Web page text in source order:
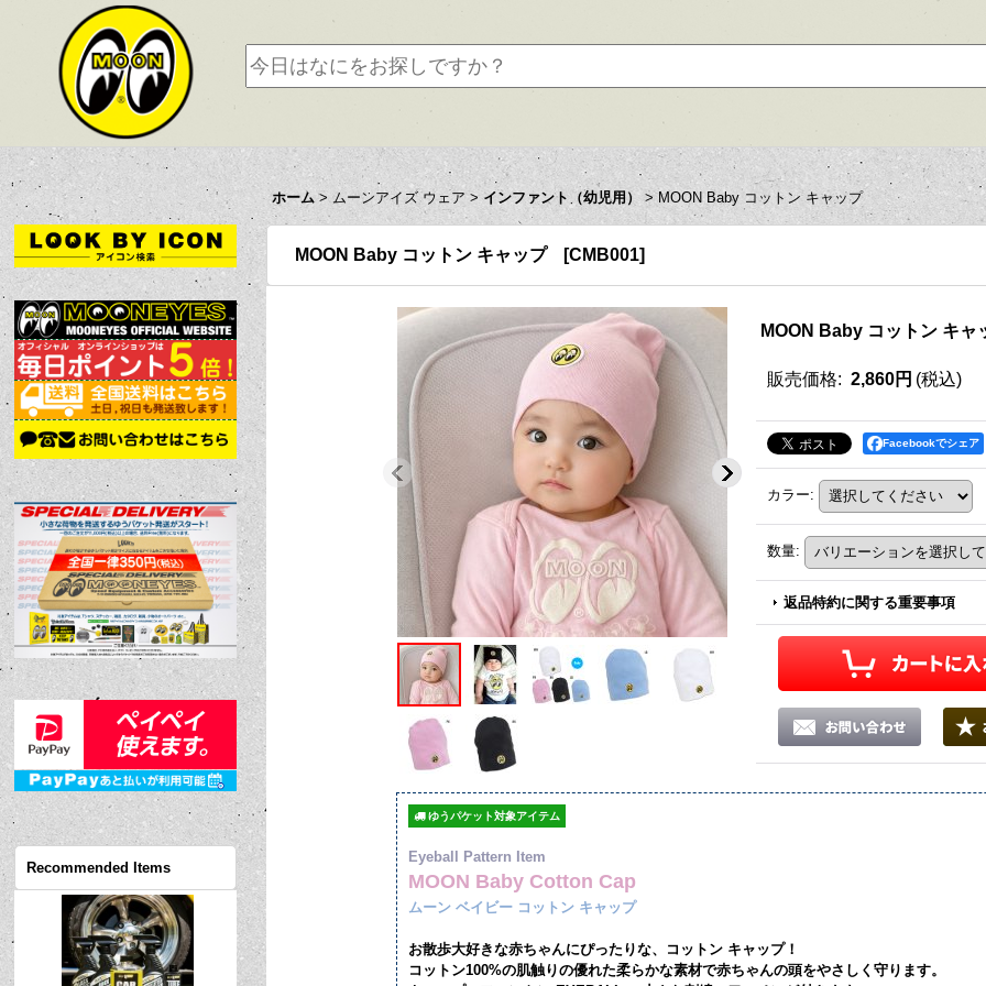
ホーム > ムーンアイズ ウェア > インファント（幼児用） > MOON Baby コットン キャップ
Recommended Items
MOON Baby コットン キャップ [CMB001]
MOON Baby コットン キャ
販売価格: 2,860円 (税込)
Facebookでシェア
カラー:
数量:
返品特約に関する重要事項
ゆうパケット対象アイテム
Eyeball Pattern Item
MOON Baby Cotton Cap
ムーン ベイビー コットン キャップ
お散歩大好きな赤ちゃんにぴったりな、コットン キャップ！
コットン100%の肌触りの優れた柔らかな素材で赤ちゃんの頭をやさしく守ります。